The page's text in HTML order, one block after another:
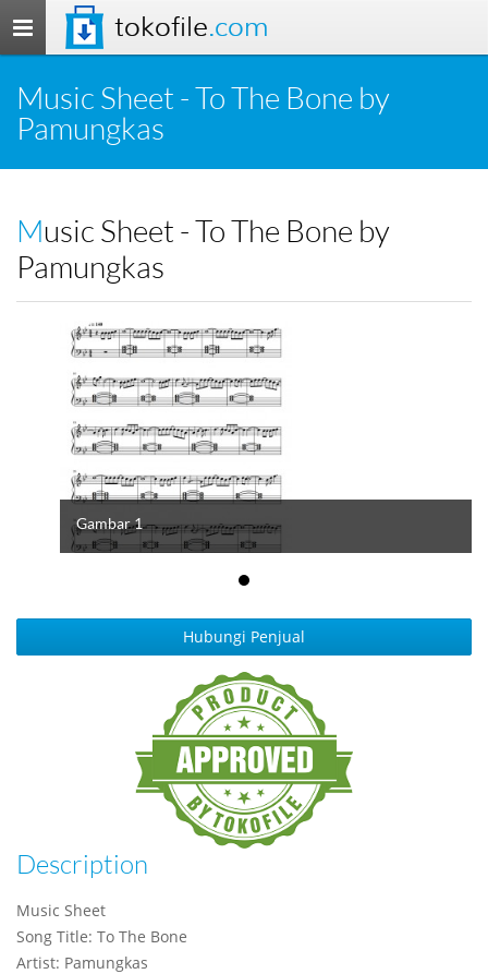
Toggle
navigation
tokofile.com
Music Sheet - To The Bone by
Pamungkas
Music Sheet - To The Bone by
Pamungkas
Gambar 1
Hubungi Penjual
Description
Music Sheet
Song Title: To The Bone
Artist: Pamungkas